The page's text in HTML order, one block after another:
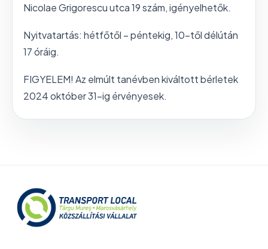
Nicolae Grigorescu utca 19 szám, igényelhetők.
Nyitvatartás: hétfőtől – péntekig, 10–től délútán
17 óráig.
FIGYELEM! Az elmúlt tanévben kiváltott bérletek
2024 október 31-ig érvényesek.